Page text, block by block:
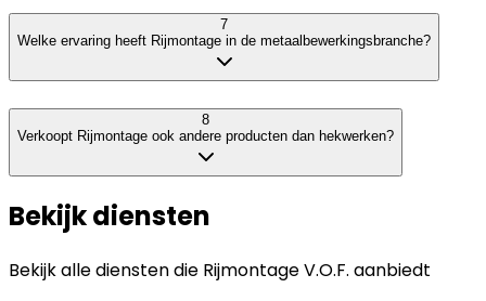
7
Welke ervaring heeft Rijmontage in de metaalbewerkingsbranche?
8
Verkoopt Rijmontage ook andere producten dan hekwerken?
Bekijk diensten
Bekijk alle diensten die Rijmontage V.O.F. aanbiedt